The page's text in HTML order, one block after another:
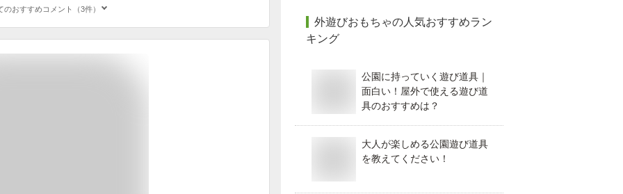
のおすすめコメント（3件）
外遊びおもちゃの人気おすすめラン
キング
公園に持っていく遊び道具｜
面白い！屋外で使える遊び道
具のおすすめは？
大人が楽しめる公園遊び道具
を教えてください！